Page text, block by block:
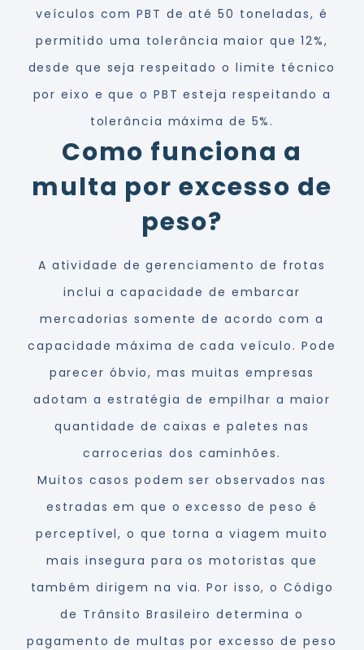
veículos com PBT de até 50 toneladas, é
permitido uma tolerância maior que 12%,
desde que seja respeitado o limite técnico
por eixo e que o PBT esteja respeitando a
tolerância máxima de 5%.
Como funciona a
multa por excesso de
peso?
A atividade de gerenciamento de frotas
inclui a capacidade de embarcar
mercadorias somente de acordo com a
capacidade máxima de cada veículo. Pode
parecer óbvio, mas muitas empresas
adotam a estratégia de empilhar a maior
quantidade de caixas e paletes nas
carrocerias dos caminhões.
Muitos casos podem ser observados nas
estradas em que o excesso de peso é
perceptível, o que torna a viagem muito
mais insegura para os motoristas que
também dirigem na via. Por isso, o Código
de Trânsito Brasileiro determina o
pagamento de multas por excesso de peso